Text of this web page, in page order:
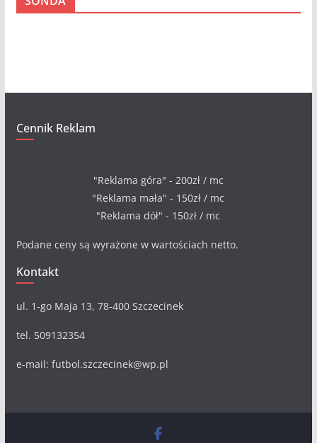
Cennik Reklam
"Reklama góra" - 200zł / mc
"Reklama mała" - 150zł / mc
"Reklama dół" - 150zł / mc
Podane ceny są wyrażone w wartościach netto.
Kontakt
ul. 1-go Maja 13, 78-400 Szczecinek
tel. 509132354
e-mail: futbol.szczecinek@wp.pl